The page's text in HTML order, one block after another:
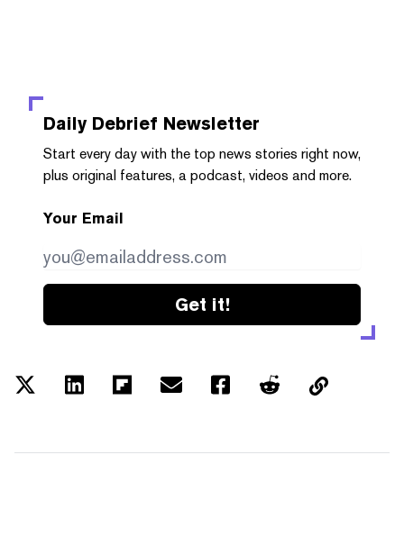
Daily Debrief Newsletter
Start every day with the top news stories right now,
plus original features, a podcast, videos and more.
Your Email
Get it!